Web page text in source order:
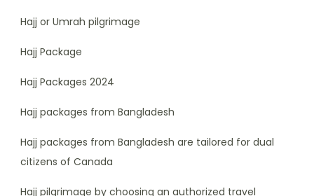
Hajj or Umrah pilgrimage
Hajj Package
Hajj Packages 2024
Hajj packages from Bangladesh
Hajj packages from Bangladesh are tailored for dual
citizens of Canada
Hajj pilgrimage by choosing an authorized travel